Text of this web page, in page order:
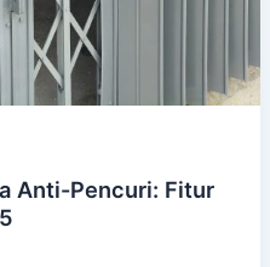
Anti-Pencuri: Fitur